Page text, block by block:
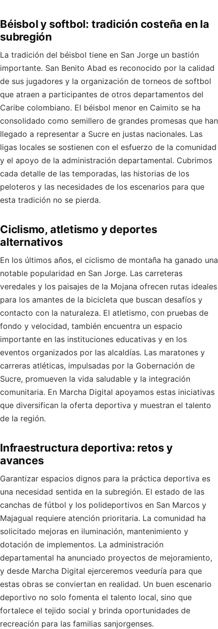
Béisbol y softbol: tradición costeña en la
subregión
La tradición del béisbol tiene en San Jorge un bastión
importante. San Benito Abad es reconocido por la calidad
de sus jugadores y la organización de torneos de softbol
que atraen a participantes de otros departamentos del
Caribe colombiano. El béisbol menor en Caimito se ha
consolidado como semillero de grandes promesas que han
llegado a representar a Sucre en justas nacionales. Las
ligas locales se sostienen con el esfuerzo de la comunidad
y el apoyo de la administración departamental. Cubrimos
cada detalle de las temporadas, las historias de los
peloteros y las necesidades de los escenarios para que
esta tradición no se pierda.
Ciclismo, atletismo y deportes
alternativos
En los últimos años, el ciclismo de montaña ha ganado una
notable popularidad en San Jorge. Las carreteras
veredales y los paisajes de la Mojana ofrecen rutas ideales
para los amantes de la bicicleta que buscan desafíos y
contacto con la naturaleza. El atletismo, con pruebas de
fondo y velocidad, también encuentra un espacio
importante en las instituciones educativas y en los
eventos organizados por las alcaldías. Las maratones y
carreras atléticas, impulsadas por la Gobernación de
Sucre, promueven la vida saludable y la integración
comunitaria. En Marcha Digital apoyamos estas iniciativas
que diversifican la oferta deportiva y muestran el talento
de la región.
Infraestructura deportiva: retos y
avances
Garantizar espacios dignos para la práctica deportiva es
una necesidad sentida en la subregión. El estado de las
canchas de fútbol y los polideportivos en San Marcos y
Majagual requiere atención prioritaria. La comunidad ha
solicitado mejoras en iluminación, mantenimiento y
dotación de implementos. La administración
departamental ha anunciado proyectos de mejoramiento,
y desde Marcha Digital ejerceremos veeduría para que
estas obras se conviertan en realidad. Un buen escenario
deportivo no solo fomenta el talento local, sino que
fortalece el tejido social y brinda oportunidades de
recreación para las familias sanjorgenses.